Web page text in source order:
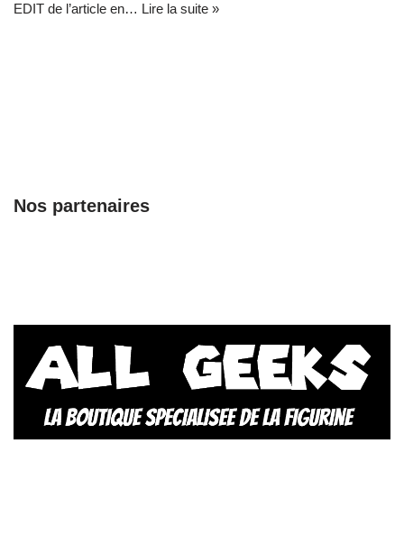
EDIT de l’article en… Lire la suite »
Nos partenaires